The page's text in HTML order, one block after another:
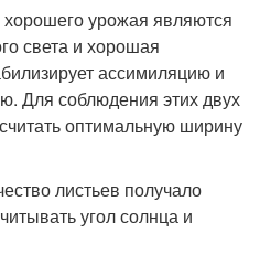
урожая являются
света и хорошая
ассимиляцию и
Для соблюдения этих двух
оптимальную ширину
листьев получало
угол солнца и